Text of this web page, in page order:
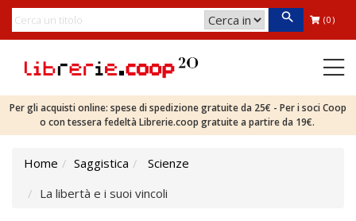
(0)
Per gli acquisti online: spese di spedizione gratuite da 25€ - Per i soci Coop
o con tessera fedeltà Librerie.coop gratuite a partire da 19€.
Home Saggistica
Scienze
La libertà e i suoi vincoli